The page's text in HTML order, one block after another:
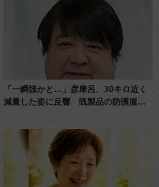
「一瞬誰かと…」彦摩呂、30キロ近く
減量した姿に反響 既製品の防護服が